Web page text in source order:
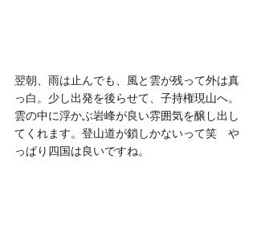
翌朝、雨は止んでも、風と雲が残って外は真
っ白。少し出発を後らせて、子持権現山へ。
雲の中に浮かぶ岩峰が良い雰囲気を醸し出し
てくれます。登山道が鎖しかないって笑　や
っぱり四国は良いですね。